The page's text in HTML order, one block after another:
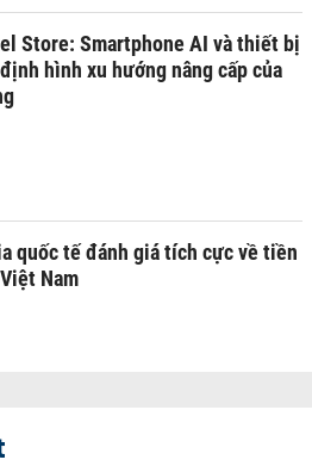
Store: Smartphone AI và thiết bị
hình xu hướng nâng cấp của
quốc tế đánh giá tích cực về tiền
Nam